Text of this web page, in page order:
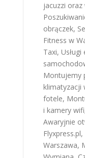
jacuzzi oraz
obrączek,
Fitness w
Taxi, Usługi
Montujemy
klimatyzacji
fotele,
i kamery wifi
Awaryjnie
Flyxpress.pl,
Warszawa,